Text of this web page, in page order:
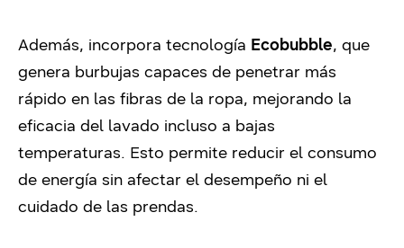
Además, incorpora tecnología Ecobubble, que
genera burbujas capaces de penetrar más
rápido en las fibras de la ropa, mejorando la
eficacia del lavado incluso a bajas
temperaturas. Esto permite reducir el consumo
de energía sin afectar el desempeño ni el
cuidado de las prendas.